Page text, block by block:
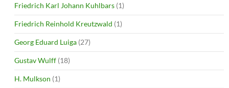
Friedrich Karl Johann Kuhlbars (1)
Friedrich Reinhold Kreutzwald (1)
Georg Eduard Luiga (27)
Gustav Wulff (18)
H. Mulkson (1)